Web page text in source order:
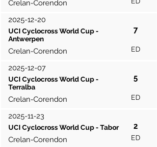
Crelan-Corendon
2025-12-20
UCI Cyclocross World Cup -
Antwerpen
7
Crelan-Corendon ED
2025-12-07
UCI Cyclocross World Cup -
Terralba
5
Crelan-Corendon ED
2025-11-23
UCI Cyclocross World Cup - Tabor 2
Crelan-Corendon ED